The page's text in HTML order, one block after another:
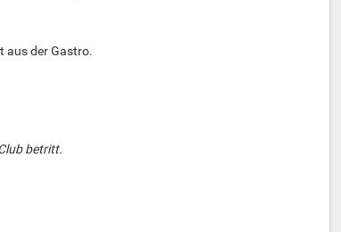
aus der Gastro.
betritt.